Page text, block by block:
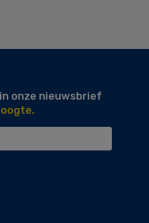
onze nieuwsbrief